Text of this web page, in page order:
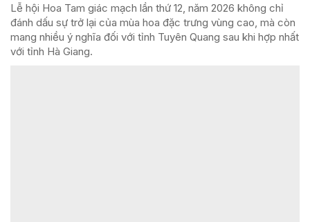
Lễ hội Hoa Tam giác mạch lần thứ 12, năm 2026 không chỉ
đánh dấu sự trở lại của mùa hoa đặc trưng vùng cao, mà còn
mang nhiều ý nghĩa đối với tỉnh Tuyên Quang sau khi hợp nhất
với tỉnh Hà Giang.